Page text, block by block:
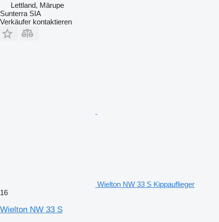
Lettland, Mārupe
Sunterra SIA
Verkäufer kontaktieren
Wielton NW 33 S Kippauflieger
16
Wielton NW 33 S